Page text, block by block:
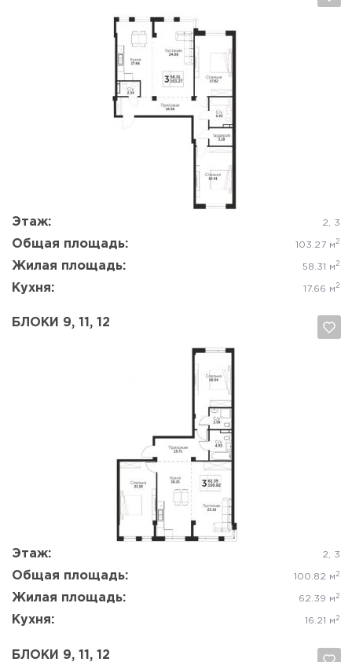
Этаж: 2, 3
Общая площадь: 103.27 м 2
Жилая площадь: 58.31 м 2
Кухня: 17.66 м 2
Отмена
БЛОКИ 9, 11, 12
Этаж: 2, 3
Общая площадь: 100.82 м 2
Жилая площадь: 62.39 м 2
Кухня: 16.21 м 2
Да, удалить Отмена
БЛОКИ 9, 11, 12